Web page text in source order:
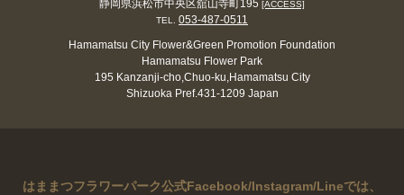
静岡県浜松市中央区舘山寺町195 [ACCESS]
TEL.
053-487-0511
Hamamatsu City Flower&Green Promotion Foundation
Hamamatsu Flower Park
195 Kanzanji-cho,Chuo-ku,Hamamatsu City
Shizuoka Pref.431-1209 Japan
はままつフラワーパーク公式Facebook/Instagram/Lineでは、